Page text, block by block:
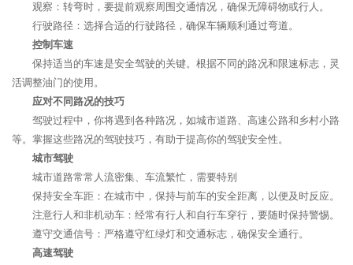
观察：转弯时，要提前观察周围交通情况，确保无障碍物或行人。
行驶路径：选择合适的行驶路径，确保车辆顺利通过弯道。
控制车速
保持适当的车速是安全驾驶的关键。根据不同的路况和限速标志，灵
活调整油门的使用。
应对不同路况的技巧
驾驶过程中，你将遇到各种路况，如城市道路、高速公路和乡村小路
等。掌握这些路况的驾驶技巧，有助于提高你的驾驶安全性。
城市驾驶
城市道路常常人流密集、车流繁忙，需要特别
保持安全车距：在城市中，保持与前车的安全距离，以便及时反应。
注意行人和非机动车：经常有行人和自行车穿行，要随时保持警惕。
遵守交通信号：严格遵守红绿灯和交通标志，确保安全通行。
高速驾驶